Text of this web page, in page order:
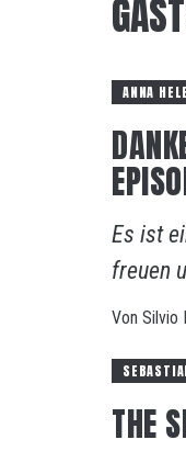
ANNA
Es ist
freuen
Von Silvio
THE